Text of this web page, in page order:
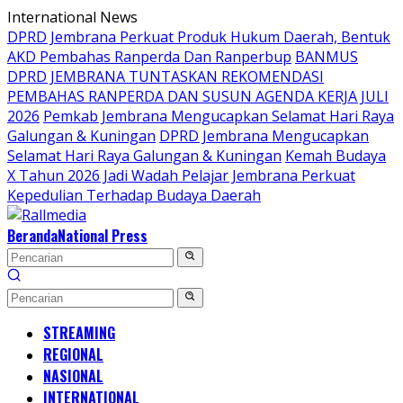
Langsung
ke
konten
International News
DPRD Jembrana Perkuat Produk Hukum Daerah, Bentuk
AKD Pembahas Ranperda Dan Ranperbup BANMUS
DPRD JEMBRANA TUNTASKAN REKOMENDASI
PEMBAHAS RANPERDA DAN SUSUN AGENDA KERJA JULI
2026 Pemkab Jembrana Mengucapkan Selamat Hari Raya
Galungan & Kuningan DPRD Jembrana Mengucapkan
Selamat Hari Raya Galungan & Kuningan Kemah Budaya
X Tahun 2026 Jadi Wadah Pelajar Jembrana Perkuat
Kepedulian Terhadap Budaya Daerah
BerandaNational Press
STREAMING
REGIONAL
NASIONAL
INTERNATIONAL